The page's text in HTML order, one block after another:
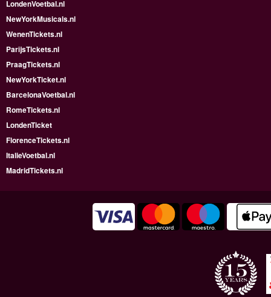
LondenVoetbal.nl
NewYorkMusicals.nl
WenenTickets.nl
ParijsTickets.nl
PraagTickets.nl
NewYorkTicket.nl
BarcelonaVoetbal.nl
RomeTickets.nl
LondenTicket
FlorenceTickets.nl
ItalieVoetbal.nl
MadridTickets.nl